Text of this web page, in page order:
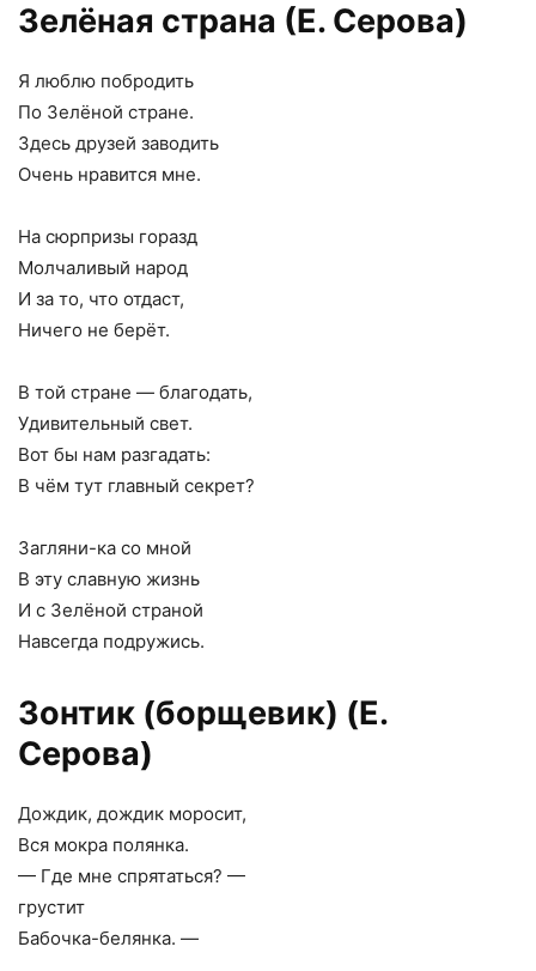
Зелёная страна (Е. Серова)
Я люблю побродить
По Зелёной стране.
Здесь друзей заводить
Очень нравится мне.
На сюрпризы горазд
Молчаливый народ
И за то, что отдаст,
Ничего не берёт.
В той стране — благодать,
Удивительный свет.
Вот бы нам разгадать:
В чём тут главный секрет?
Загляни-ка со мной
В эту славную жизнь
И с Зелёной страной
Навсегда подружись.
Зонтик (борщевик) (Е.
Серова)
Дождик, дождик моросит,
Вся мокра полянка.
— Где мне спрятаться? —
грустит
Бабочка-белянка. —